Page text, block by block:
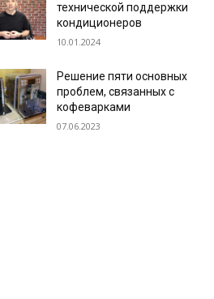
технической поддержки
кондиционеров
10.01.2024
Решение пяти основных
проблем, связанных с
кофеварками
07.06.2023